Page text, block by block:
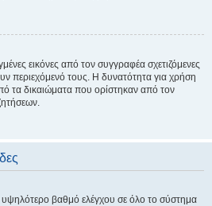
εικόνες από τον συγγραφέα σχετιζόμενες
περιεχόμενό τους. Η δυνατότητα για χρήση
τα δικαιώματα που ορίστηκαν από τον
υψηλότερο βαθμό ελέγχου σε όλο το σύστημα